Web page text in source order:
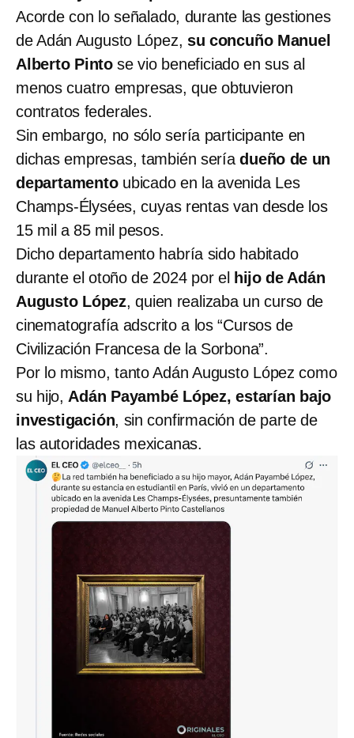
Acorde con lo señalado, durante las gestiones
de Adán Augusto López, su concuño Manuel
Alberto Pinto se vio beneficiado en sus al
menos cuatro empresas, que obtuvieron
contratos federales.
Sin embargo, no sólo sería participante en
dichas empresas, también seríadueño de un
departamentoubicado en la avenida Les
Champs-Élysées, cuyas rentas van desde los
15 mil a 85 mil pesos.
Dicho departamento habría sido habitado
durante el otoño de 2024 por el hijo de Adán
Augusto López, quien realizaba un curso de
cinematografía adscrito a los “Cursos de
Civilización Francesa de la Sorbona”.
Por lo mismo, tanto Adán Augusto López como
su hijo, Adán Payambé López, estarían bajo
investigación, sin confirmación de parte de
las autoridades mexicanas.